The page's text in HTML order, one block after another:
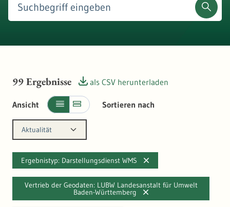
99Ergebnisse als CSV herunterladen
Ansicht Sortieren nach
Aktualität
Ergebnistyp: Darstellungsdienst WMS
Vertrieb der Geodaten: LUBW Landesanstalt für Umwelt
Baden-Württemberg